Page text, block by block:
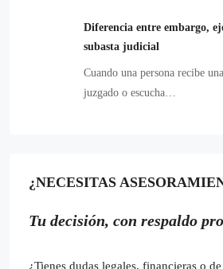
Diferencia entre embargo,
subasta judicial
Cuando una persona recibe
juzgado o escucha…
¿NECESITAS
Tu decisión, con respaldo
¿Tienes dudas legales, financieras o